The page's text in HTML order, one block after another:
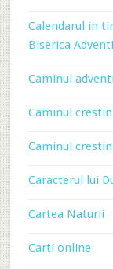
Calendarul in
Biserica
Caminul
Caminul crestin
Caminul
Caracterul lui
Cartea Naturii
Carti online